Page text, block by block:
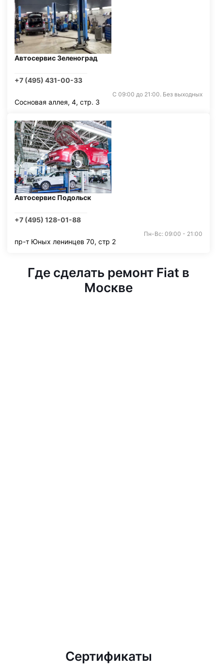
Автосервис Зеленоград
+7 (495) 431-00-33
С 09:00 до 21:00. Без выходных
Сосновая аллея, 4, стр. 3
Автосервис Подольск
+7 (495) 128-01-88
Пн-Вс: 09:00 - 21:00
пр-т Юных ленинцев 70, стр 2
Где сделать ремонт Fiat в
Москве
Сертификаты